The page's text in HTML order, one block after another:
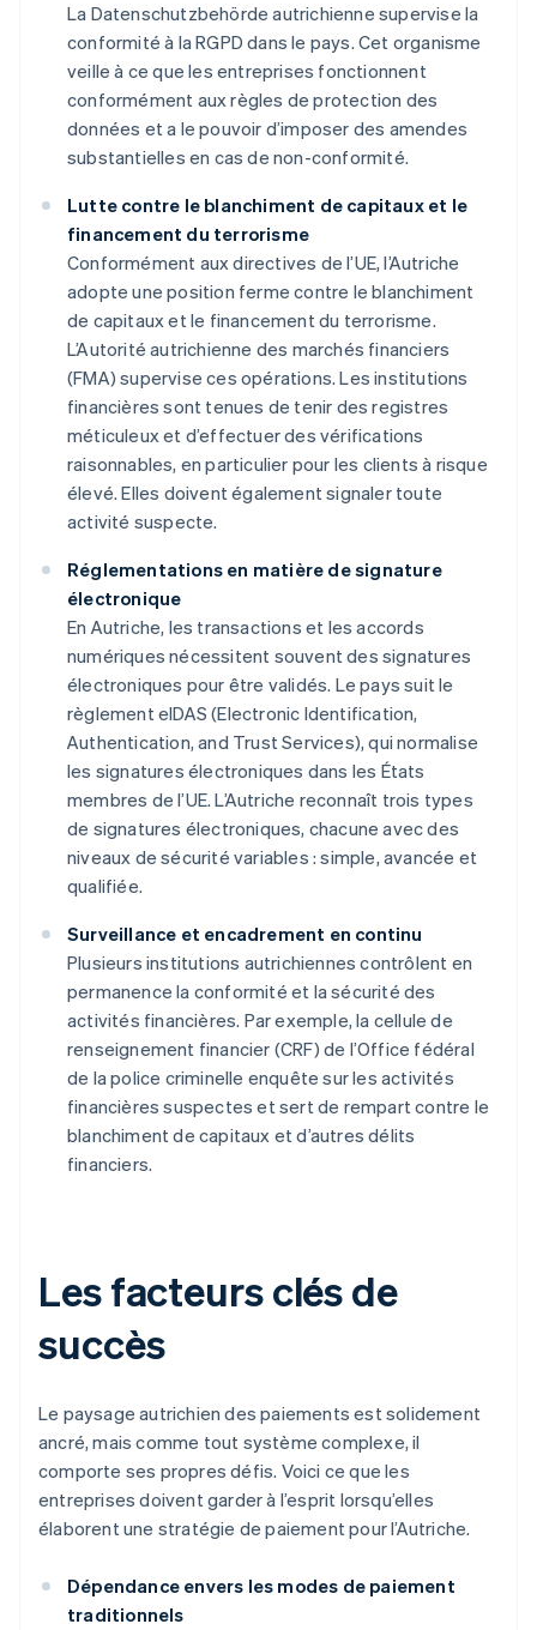
La Datenschutzbehörde autrichienne supervise la
conformité à la RGPD dans le pays. Cet organisme
veille à ce que les entreprises fonctionnent
conformément aux règles de protection des
données et a le pouvoir d’imposer des amendes
substantielles en cas de non-conformité.
Lutte contre le blanchiment de capitaux et le
financement du terrorisme
Conformément aux directives de l’UE, l’Autriche
adopte une position ferme contre le blanchiment
de capitaux et le financement du terrorisme.
L’Autorité autrichienne des marchés financiers
(FMA) supervise ces opérations. Les institutions
financières sont tenues de tenir des registres
méticuleux et d’effectuer des vérifications
raisonnables, en particulier pour les clients à risque
élevé. Elles doivent également signaler toute
activité suspecte.
Réglementations en matière de signature
électronique
En Autriche, les transactions et les accords
numériques nécessitent souvent des signatures
électroniques pour être validés. Le pays suit le
règlement eIDAS (Electronic Identification,
Authentication, and Trust Services), qui normalise
les signatures électroniques dans les États
membres de l’UE. L’Autriche reconnaît trois types
de signatures électroniques, chacune avec des
niveaux de sécurité variables : simple, avancée et
qualifiée.
Surveillance et encadrement en continu
Plusieurs institutions autrichiennes contrôlent en
permanence la conformité et la sécurité des
activités financières. Par exemple, la cellule de
renseignement financier (CRF) de l’Office fédéral
de la police criminelle enquête sur les activités
financières suspectes et sert de rempart contre le
blanchiment de capitaux et d’autres délits
financiers.
Les facteurs clés de
succès
Le paysage autrichien des paiements est solidement
ancré, mais comme tout système complexe, il
comporte ses propres défis. Voici ce que les
entreprises doivent garder à l’esprit lorsqu’elles
élaborent une stratégie de paiement pour l’Autriche.
Dépendance envers les modes de paiement
traditionnels